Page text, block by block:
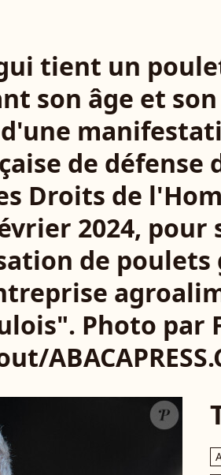
tient un
son âge et
de défense
Droits de
2024,
de
Photo par